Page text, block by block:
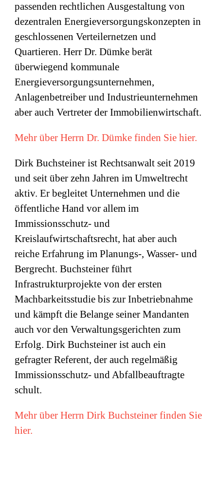
passenden rechtlichen Ausgestaltung von
dezentralen Energieversorgungskonzepten in
geschlossenen Verteilernetzen und
Quartieren. Herr Dr. Dümke berät
überwiegend kommunale
Energieversorgungsunternehmen,
Anlagenbetreiber und Industrieunternehmen
aber auch Vertreter der Immobilienwirtschaft.
Mehr über Herrn Dr. Dümke finden Sie hier.
Dirk Buchsteiner ist Rechtsanwalt seit 2019
und seit über zehn Jahren im Umweltrecht
aktiv. Er begleitet Unternehmen und die
öffentliche Hand vor allem im
Immissionsschutz- und
Kreislaufwirtschaftsrecht, hat aber auch
reiche Erfahrung im Planungs-, Wasser- und
Bergrecht. Buchsteiner führt
Infrastrukturprojekte von der ersten
Machbarkeitsstudie bis zur Inbetriebnahme
und kämpft die Belange seiner Mandanten
auch vor den Verwaltungsgerichten zum
Erfolg. Dirk Buchsteiner ist auch ein
gefragter Referent, der auch regelmäßig
Immissionsschutz- und Abfallbeauftragte
schult.
Mehr über Herrn Dirk Buchsteiner finden Sie
hier.